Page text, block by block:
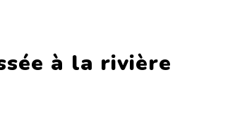
à la rivière